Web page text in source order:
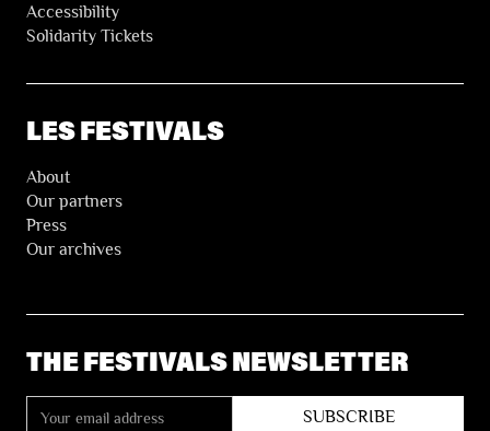
Accessibility
Solidarity Tickets
LES FESTIVALS
About
Our partners
Press
Our archives
THE FESTIVALS NEWSLETTER